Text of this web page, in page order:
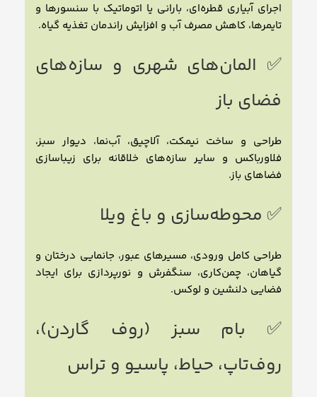
اجرای آبیاری قطره‌ای، بارانی یا اتوماتیک با سنسورها و
تایمرها، کاهش مصرف آب و افزایش راندمان تغذیه گیاه.
✅ المان‌های شهری و سازه‌های
فضای باز
طراحی و ساخت نیمکت، آلاچیق، آب‌نما، دیوار سبز،
فلاورباکس و سایر سازه‌های خلاقانه برای زیباسازی
فضاهای باز.
✅ محوطه‌سازی و باغ ویلا
طراحی کامل ورودی، مسیرهای عبور، جانمایی درختان و
گیاهان، چمن‌کاری، سنگفرش و نورپردازی برای ایجاد
فضایی دلنشین و لوکس.
✅ بام سبز (روف گاردن)،
روف‌تاپ، حیاط، پاسیو و تراس